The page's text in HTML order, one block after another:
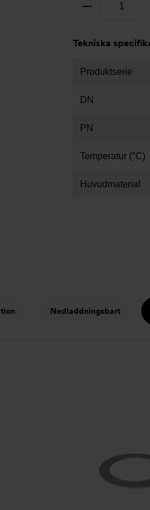
Ta bort
Tekniska
Produktserie
DN
PN
Temperatur (°C)
Huvudmaterial
Nedladdningsbart